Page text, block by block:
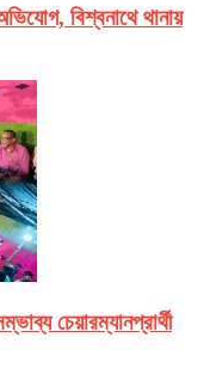
বিশ্বনাথে থানায়
চেয়ারম্যানপ্রার্থী